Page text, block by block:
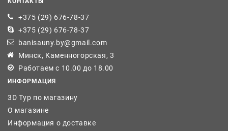
+375 (29) 676-78-37
+375 (29) 676-78-37
banisauny.by@gmail.com
Минск, Каменногорская, 3
Работаем с 10.00 до 18.00
ИНФОРМАЦИЯ
3D Тур по магазину
О магазине
Информация о доставке